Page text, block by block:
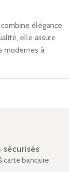
élégance
elle assure
modernes à
sécurisés
carte bancaire